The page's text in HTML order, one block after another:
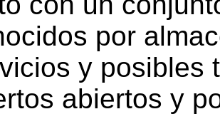
por
y posibles
abiertos y